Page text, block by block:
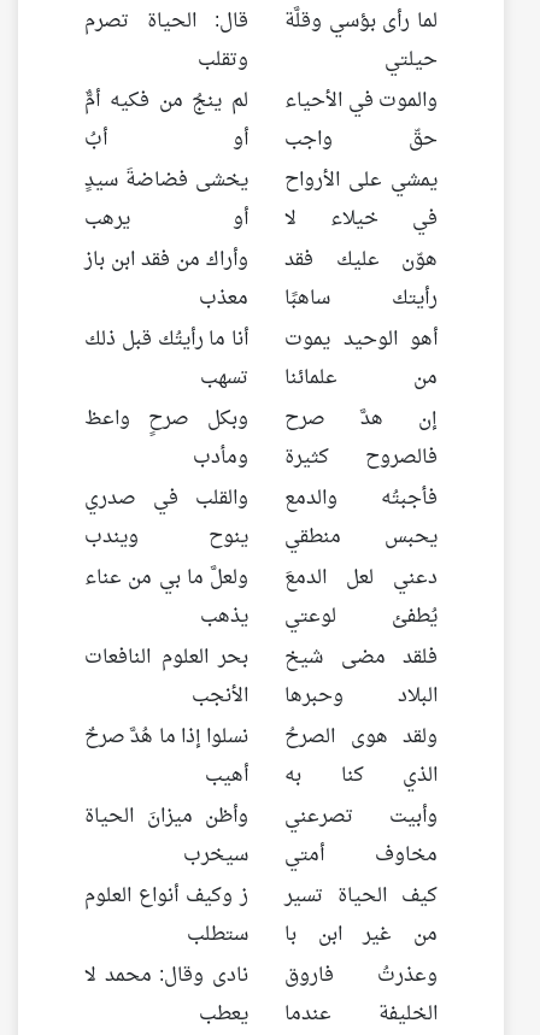
لما رأى بؤسي وقلَّة
حيلتي
قال: الحياة تصرم
وتقلب
والموت في الأحياء
حقّ واجب
لم ينجُ من فكيه أمٌّ
أو أبُ
يمشي على الأرواح
في خيلاء لا
يخشى فضاضةَ سيدٍ
أو يرهب
هوّن عليك فقد
رأيتك ساهبًا
وأراك من فقد ابن باز
معذب
أهو الوحيد يموت
من علمائنا
أنا ما رأيتُك قبل ذلك
تسهب
إن هدَّ صرح
فالصروح كثيرة
وبكل صرحٍ واعظ
ومأدب
فأجبتُه والدمع
يحبس منطقي
والقلب في صدري
ينوح ويندب
دعني لعل الدمعَ
يُطفئ لوعتي
ولعلَّ ما بي من عناء
يذهب
فلقد مضى شيخ
البلاد وحبرها
بحر العلوم النافعات
الأنجب
ولقد هوى الصرحُ
الذي كنا به
نسلوا إذا ما هُدَّ صرحٌ
أهيب
وأبيت تصرعني
مخاوف أمتي
وأظن ميزانَ الحياة
سيخرب
كيف الحياة تسير
من غير ابن با
ز وكيف أنواع العلوم
ستطلب
وعذرتُ فاروق
الخليفة عندما
نادى وقال: محمد لا
يعطب